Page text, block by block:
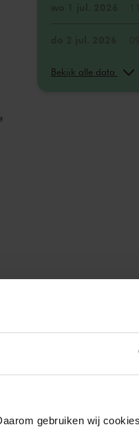
gebruiken wij
Bekijk alle data